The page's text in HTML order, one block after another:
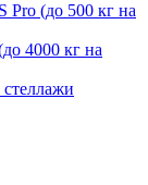
Pro (до 500 кг на
4000 кг на